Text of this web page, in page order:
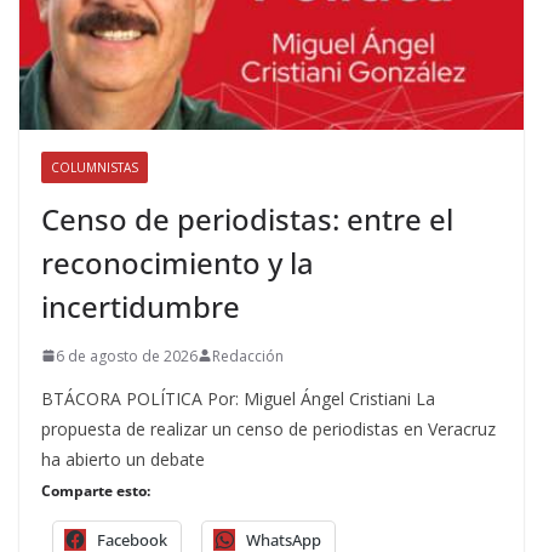
COLUMNISTAS
Censo de periodistas: entre el
reconocimiento y la
incertidumbre
6 de agosto de 2026 Redacción
BTÁCORA POLÍTICA Por: Miguel Ángel Cristiani La
propuesta de realizar un censo de periodistas en Veracruz
ha abierto un debate
Comparte esto:
Facebook WhatsApp